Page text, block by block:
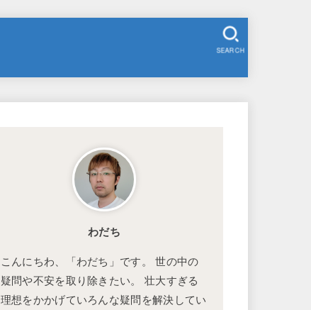
SEARCH
わだち
こんにちわ、「わだち」です。 世の中の
疑問や不安を取り除きたい。 壮大すぎる
理想をかかげていろんな疑問を解決してい